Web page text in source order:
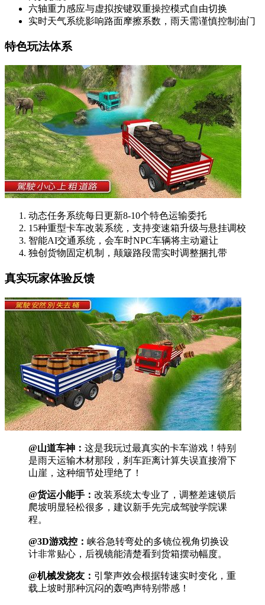
六轴重力感应与虚拟按键双重操控模式自由切换
实时天气系统影响路面摩擦系数，雨天需谨慎控制油门
特色玩法体系
动态任务系统每日更新8-10个特色运输委托
15种重型卡车改装系统，支持变速箱升级与悬挂调校
智能AI交通系统，会车时NPC车辆将主动避让
独创货物固定机制，颠簸路段需实时调整捆扎带
真实玩家体验反馈
@山道车神： 这是我玩过最真实的卡车游戏！特别
是雨天运输木材那段，刹车距离计算失误直接滑下
山崖，这种细节处理绝了！
@货运小能手： 改装系统太专业了，调整差速锁后
爬坡明显轻松很多，建议新手先完成驾驶学院课
程。
@3D游戏控： 峡谷急转弯处的多镜位视角切换设
计非常贴心，后视镜能清楚看到货箱摆动幅度。
@机械发烧友： 引擎声效会根据转速实时变化，重
载上坡时那种沉闷的轰鸣声特别带感！